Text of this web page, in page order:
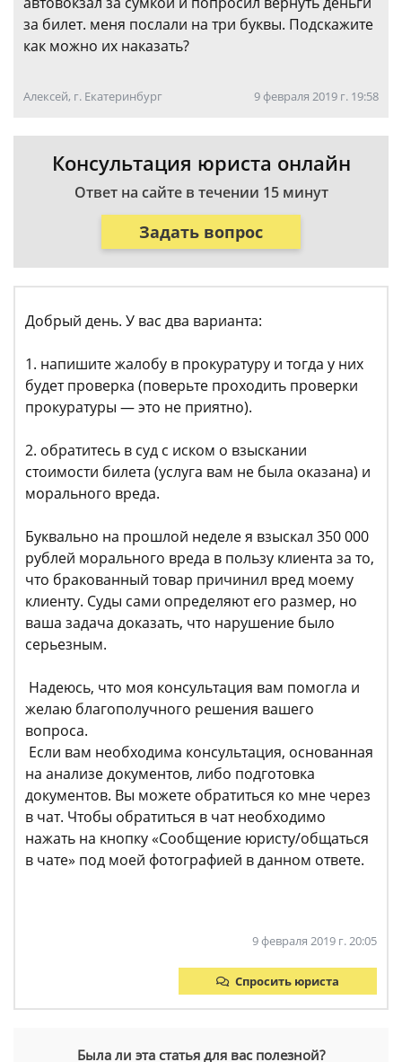
за билет. меня послали на три буквы. Подскажите
как можно их наказать?
Алексей, г. Екатеринбург 9 февраля 2019 г. 19:58
Консультация юриста онлайн
Ответ на сайте в течении 15 минут
Задать вопрос
Добрый день. У вас два варианта:
1. напишите жалобу в прокуратуру и тогда у них
будет проверка (поверьте проходить проверки
прокуратуры — это не приятно).
2. обратитесь в суд с иском о взыскании
стоимости билета (услуга вам не была оказана) и
морального вреда.
Буквально на прошлой неделе я взыскал 350 000
рублей морального вреда в пользу клиента за то,
что бракованный товар причинил вред моему
клиенту. Суды сами определяют его размер, но
ваша задача доказать, что нарушение было
серьезным.
Надеюсь, что моя консультация вам помогла и
желаю благополучного решения вашего
вопроса.
Если вам необходима консультация, основанная
на анализе документов, либо подготовка
документов. Вы можете обратиться ко мне через
в чат. Чтобы обратиться в чат необходимо
нажать на кнопку «Сообщение юристу/общаться
в чате» под моей фотографией в данном ответе.
9 февраля 2019 г. 20:05
Спросить юриста
Была ли эта статья для вас полезной?